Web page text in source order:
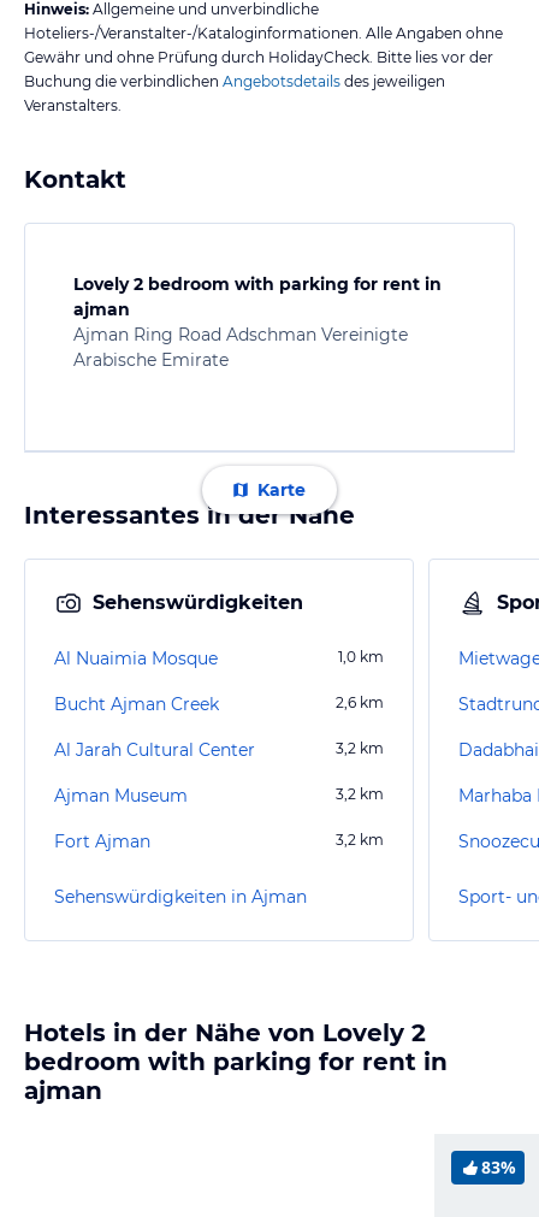
Hinweis: Allgemeine und unverbindliche
Hoteliers-/Veranstalter-/Kataloginformationen. Alle Angaben ohne
Gewähr und ohne Prüfung durch HolidayCheck. Bitte lies vor der
Buchung die verbindlichen Angebotsdetails des jeweiligen
Veranstalters.
Kontakt
Lovely 2 bedroom with parking for rent in
ajman
Ajman Ring Road Adschman Vereinigte
Arabische Emirate
Karte
Interessantes in der Nähe
Sehenswürdigkeiten
Al Nuaimia Mosque 1,0 km
Bucht Ajman Creek 2,6 km
Al Jarah Cultural Center 3,2 km
Ajman Museum 3,2 km
Fort Ajman 3,2 km
Sehenswürdigkeiten in Ajman
Marhaba
Sport-
Hotels in der Nähe von Lovely 2
bedroom with parking for rent in
ajman
83%